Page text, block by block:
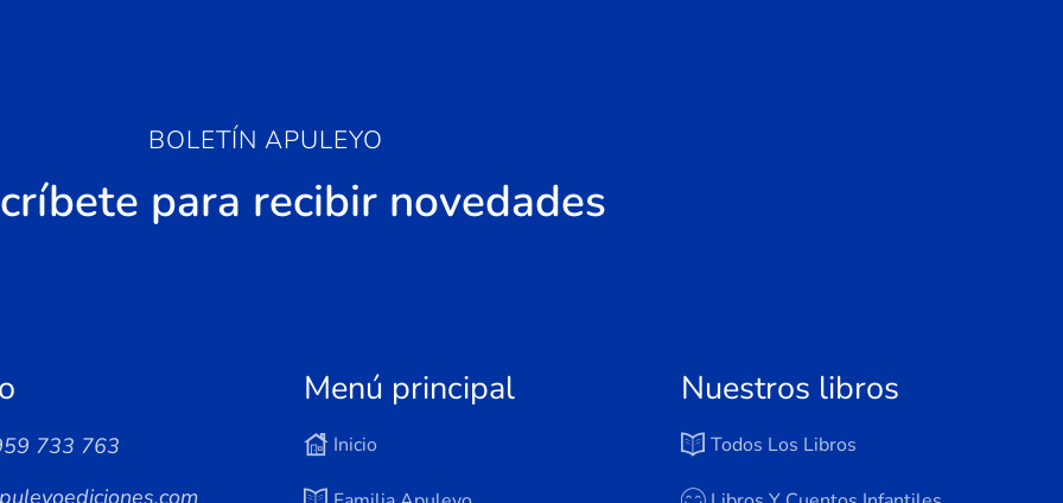
BOLETÍN APULEYO
para recibir novedades
733 763
Menú principal
Inicio
Nuestros libros
Todos Los Libros